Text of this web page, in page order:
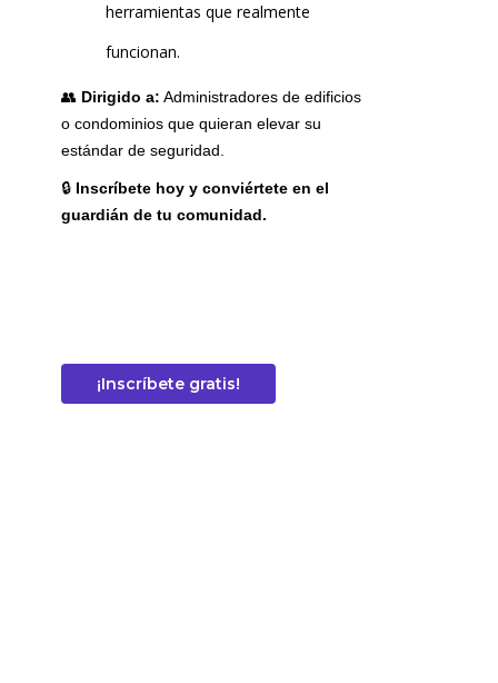
herramientas que realmente
funcionan.
👥 Dirigido a: Administradores de edificios
o condominios que quieran elevar su
estándar de seguridad.
🔒 Inscríbete hoy y conviértete en el
guardián de tu comunidad.
¡Inscríbete gratis!